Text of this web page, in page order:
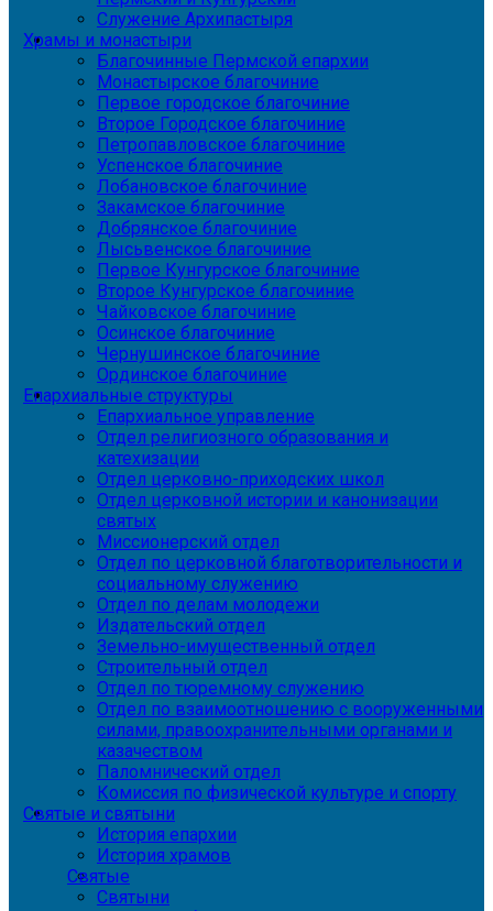
Служение Архипастыря
Храмы и монастыри
Благочинные Пермской епархии
Монастырское благочиние
Первое городское благочиние
Второе Городское благочиние
Петропавловское благочиние
Успенское благочиние
Лобановское благочиние
Закамское благочиние
Добрянское благочиние
Лысьвенское благочиние
Первое Кунгурское благочиние
Второе Кунгурское благочиние
Чайковское благочиние
Осинское благочиние
Чернушинское благочиние
Ординское благочиние
Епархиальные структуры
Епархиальное управление
Отдел религиозного образования и
катехизации
Отдел церковно-приходских школ
Отдел церковной истории и канонизации
святых
Миссионерский отдел
Отдел по церковной благотворительности и
социальному служению
Отдел по делам молодежи
Издательский отдел
Земельно-имущественный отдел
Строительный отдел
Отдел по тюремному служению
Отдел по взаимоотношению с вооруженными
силами, правоохранительными органами и
казачеством
Паломнический отдел
Комиссия по физической культуре и спорту
Святые и святыни
История епархии
История храмов
Святые
Святыни